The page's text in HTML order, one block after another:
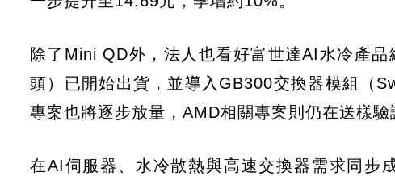
除了Mini QD外，法人也看好富世達AI水冷產
頭）已開始出貨，並導入GB300交換器模組（
專案也將逐步放量，AMD相關專案則仍在送樣驗
在AI伺服器、水冷散熱與高速交換器需求同步